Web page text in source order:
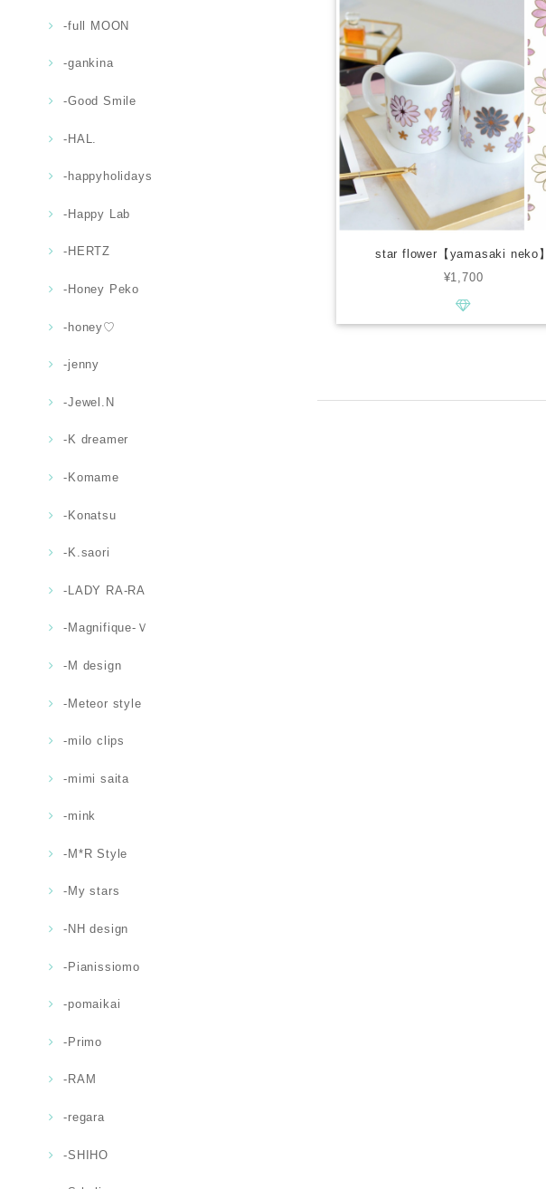
-full MOON
-gankina
-Good Smile
-HAL.
-happyholidays
-Happy Lab
-HERTZ
-Honey Peko
-honey♡
-jenny
-Jewel.N
-K dreamer
-Komame
-Konatsu
-K.saori
-LADY RA-RA
-Magnifique-Ｖ
-M design
-Meteor style
-milo clips
-mimi saita
-mink
-M*R Style
-My stars
-NH design
-Pianissiomo
-pomaikai
-Primo
-RAM
-regara
-SHIHO
star flower【yamasaki neko】
¥1,700